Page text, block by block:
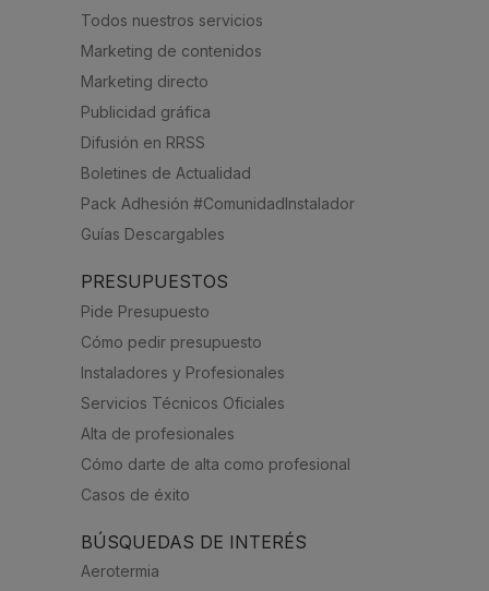
Todos nuestros servicios
Marketing de contenidos
Marketing directo
Publicidad gráfica
Difusión en RRSS
Boletines de Actualidad
Pack Adhesión #ComunidadInstalador
Guías Descargables
PRESUPUESTOS
Pide Presupuesto
Cómo pedir presupuesto
Instaladores y Profesionales
Servicios Técnicos Oficiales
Alta de profesionales
Cómo darte de alta como profesional
Casos de éxito
BÚSQUEDAS DE INTERÉS
Aerotermia